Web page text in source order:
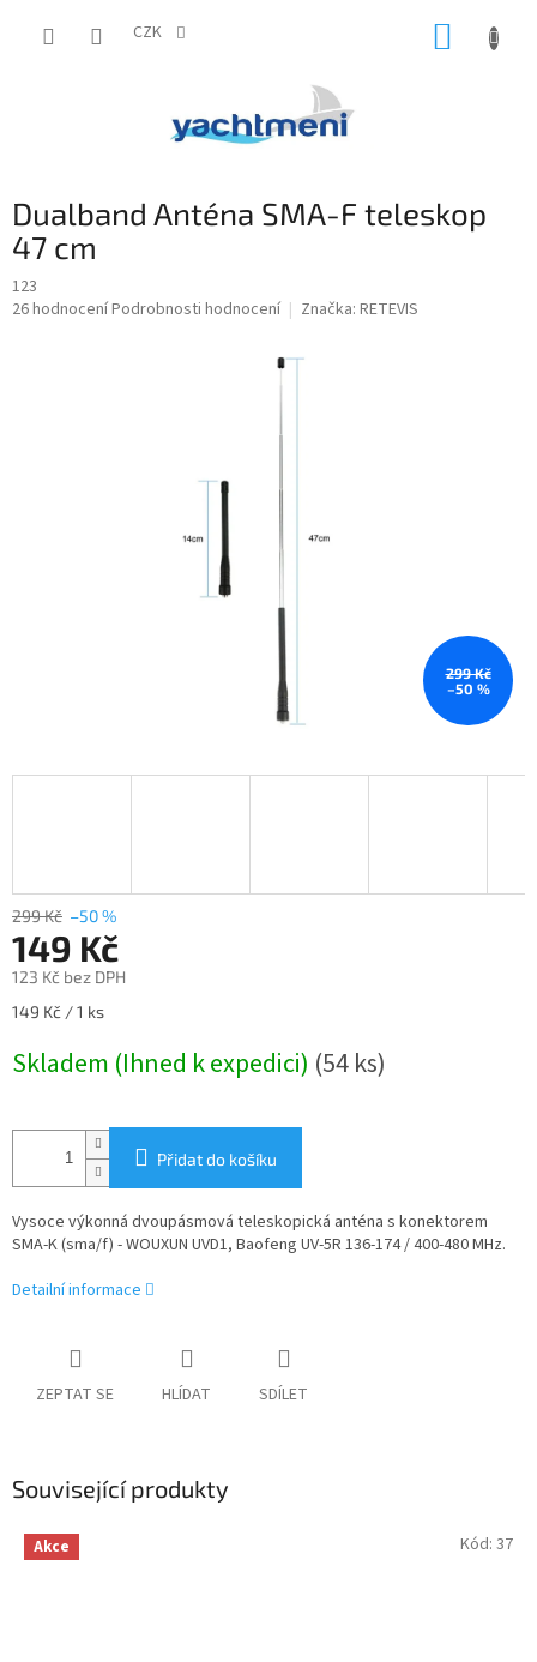
CZK
Dualband Anténa SMA-F teleskop
47 cm
123
Průměrné
26 hodnoceníPodrobnosti hodnocení Značka: RETEVIS
299 Kč
–50 %
299 Kč –50 %
149 Kč
123 Kč bez DPH
Měrná
149 Kč / 1 ks
Skladem (Ihned k expedici) (54 ks)
Přidat do košíku
Vysoce výkonná dvoupásmová teleskopická anténa s konektorem
SMA-K (sma/f) - WOUXUN UVD1, Baofeng UV-5R 136-174 / 400-480 MHz.
Detailní informace
ZEPTAT SE HLÍDAT SDÍLET
Související produkty
Akce Kód: 37